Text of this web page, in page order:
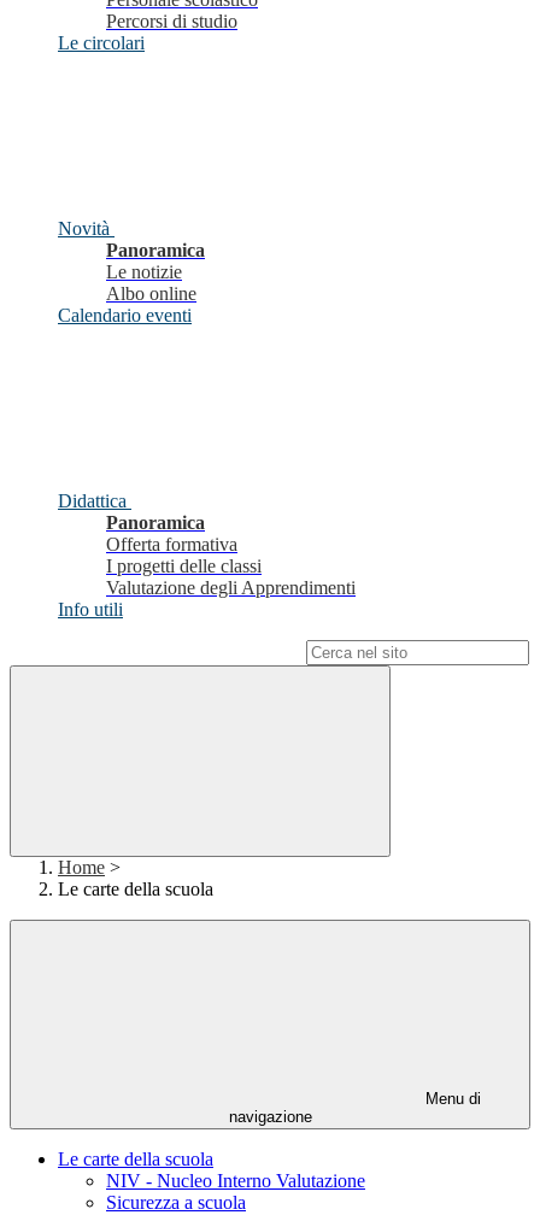
Percorsi di studio
Le circolari
Novità
Panoramica
Le notizie
Albo online
Calendario eventi
Didattica
Panoramica
Offerta formativa
I progetti delle classi
Valutazione degli Apprendimenti
Info utili
Home >
Le carte della scuola
Menu di
navigazione
Le carte della scuola
NIV - Nucleo Interno Valutazione
Sicurezza a scuola